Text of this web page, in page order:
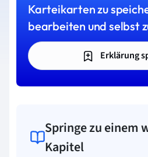
Karteikarten zu
bearbeiten und selbst
Erklärung
Springe zu einem
Kapitel